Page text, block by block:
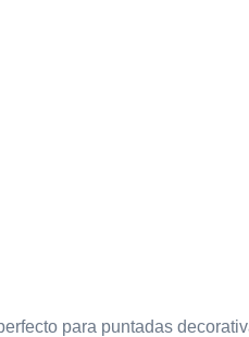
para puntadas